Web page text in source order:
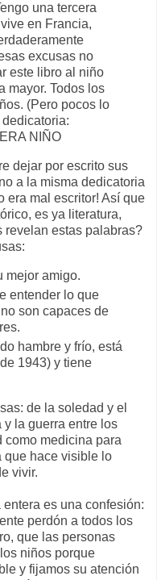
una tercera
en Francia,
excusas no
este libro al niño
mayor. Todos los
(Pero pocos lo
NIÑO
dejar por escrito sus
a la misma dedicatoria
era mal escritor! Así que
es ya literatura,
revelan estas palabras?
mejor amigo.
entender lo que
son capaces de
hambre y frío, está
1943) y tiene
de la soledad y el
la guerra entre los
como medicina para
que hace visible lo
vivir.
es una confesión:
perdón a todos los
que las personas
niños porque
y fijamos su atención